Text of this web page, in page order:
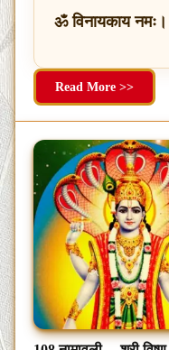
ॐ विनायकाय
Read More >>